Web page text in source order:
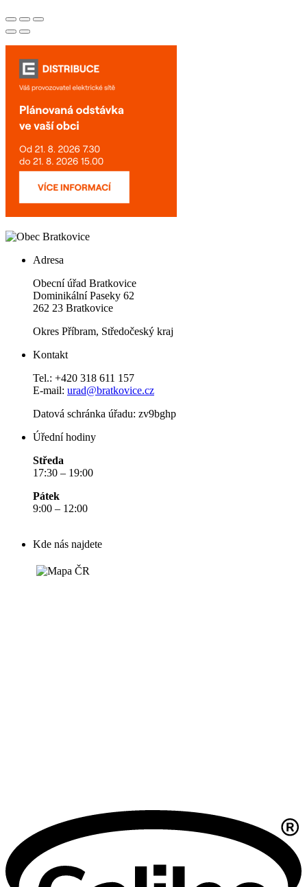
Adresa
Obecní úřad Bratkovice
Dominikální Paseky 62
262 23 Bratkovice
Okres Příbram, Středočeský kraj
Kontakt
Tel.: +420 318 611 157
E-mail: urad@bratkovice.cz
Datová schránka úřadu: zv9bghp
Úřední hodiny
Středa
17:30 – 19:00
Pátek
9:00 – 12:00
Kde nás najdete